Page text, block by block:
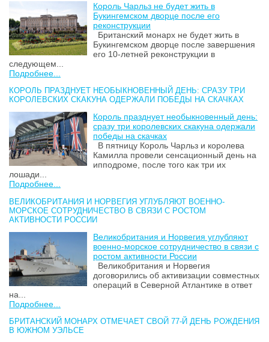
Король Чарльз не будет жить в
Букингемском дворце после его
реконструкции
Британский монарх не будет жить в
Букингемском дворце после завершения
его 10-летней реконструкции в
следующем...
Подробнее...
КОРОЛЬ ПРАЗДНУЕТ НЕОБЫКНОВЕННЫЙ ДЕНЬ: СРАЗУ ТРИ
КОРОЛЕВСКИХ СКАКУНА ОДЕРЖАЛИ ПОБЕДЫ НА СКАЧКАХ
Король празднует необыкновенный день:
сразу три королевских скакуна одержали
победы на скачках
В пятницу Король Чарльз и королева
Камилла провели сенсационный день на
ипподроме, после того как три их
лошади...
Подробнее...
ВЕЛИКОБРИТАНИЯ И НОРВЕГИЯ УГЛУБЛЯЮТ ВОЕННО-
МОРСКОЕ СОТРУДНИЧЕСТВО В СВЯЗИ С РОСТОМ
АКТИВНОСТИ РОССИИ
Великобритания и Норвегия углубляют
военно-морское сотрудничество в связи с
ростом активности России
Великобритания и Норвегия
договорились об активизации совместных
операций в Северной Атлантике в ответ
на...
Подробнее...
БРИТАНСКИЙ МОНАРХ ОТМЕЧАЕТ СВОЙ 77-Й ДЕНЬ РОЖДЕНИЯ
В ЮЖНОМ УЭЛЬСЕ